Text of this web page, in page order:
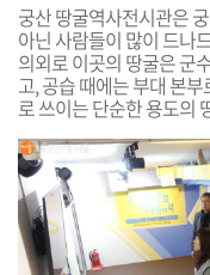
궁산 땅굴역사전시관은
아닌 사람들이 많이 드나
의외로 이곳의 땅굴은 군
고, 공습 때에는 부대 본
로 쓰이는 단순한 용도의